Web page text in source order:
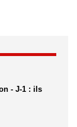
- J-1 : ils